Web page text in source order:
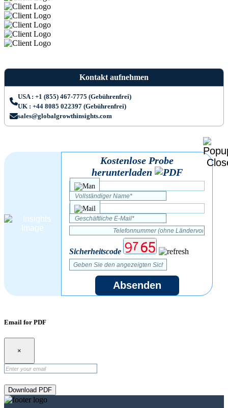
Kontakt aufnehmen
USA : +1 (855) 467-7775 (Gebührenfrei)
UK : +44 8085 022397 (Gebührenfrei)
sales@globalgrowthinsights.com
Kostenlose Probe
herunterladen
Sicherheitscode
Absenden
Email for PDF
×
Download PDF